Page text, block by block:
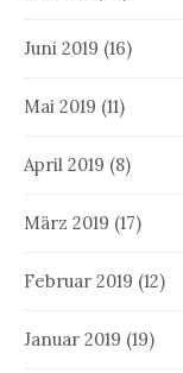
Juni 2019 (16)
Mai 2019 (11)
April 2019 (8)
März 2019 (17)
Februar 2019 (12)
Januar 2019 (19)